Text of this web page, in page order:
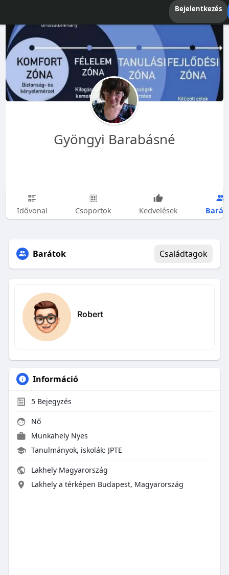
Bejelentkezés
Gyöngyi Barabásné
Idővonal Csoportok Kedvelések
Barátok Családtagok
Robert
Információ
5Bejegyzés
Nő
Munkahely Nyes
Tanulmányok, iskolák: JPTE
Lakhely Magyarország
Lakhely a térképen Budapest, Magyarország